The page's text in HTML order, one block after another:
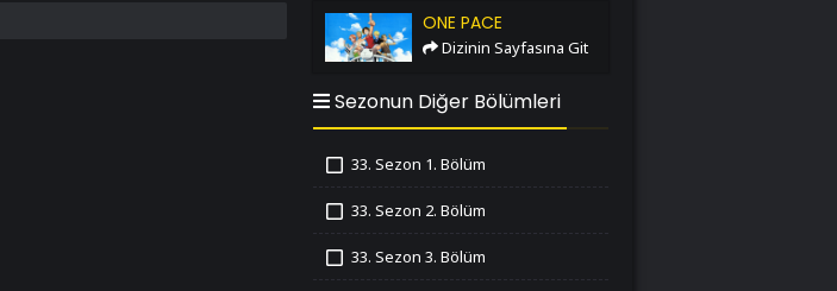
One Pace ONE PACE
Dizinin Sayfasına Git
Sezonun Diğer Bölümleri
33. Sezon 1. Bölüm
33. Sezon 2. Bölüm
33. Sezon 3. Bölüm